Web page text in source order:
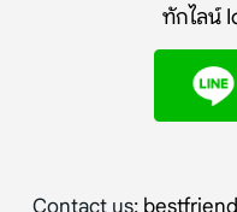
ทักไลน์
Contact us: